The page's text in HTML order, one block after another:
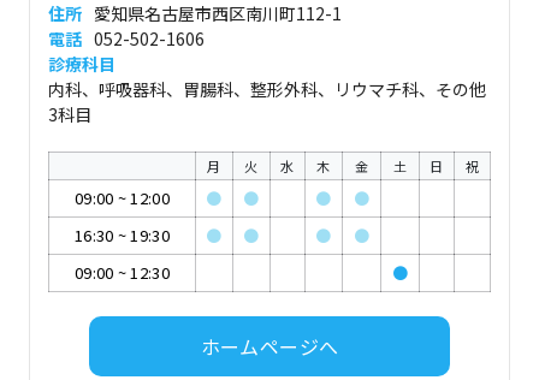
住所 愛知県名古屋市西区南川町112-1
電話 052-502-1606
診療科目
内科、呼吸器科、胃腸科、整形外科、リウマチ科、その他
3科目
月 火 水 木 金 土 日 祝
09:00 ~12:00 ● ● ●
●
16:30 ~19:30 ● ● ●
●
09:00 ~12:30 ●
ホームページへ